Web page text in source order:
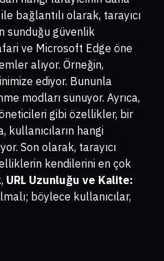
bağlantılı olarak, tarayıcı
sunduğu güvenlik
ve Microsoft Edge öne
alıyor. Örneğin,
ediyor. Bununla
modları sunuyor. Ayrıca,
gibi özellikler, bir
kullanıcıların hangi
Son olarak, tarayıcı
kendilerini en çok
URL Uzunluğu ve Kalite:
böylece kullanıcılar,